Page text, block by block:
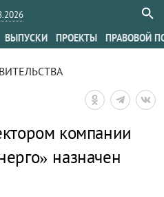
ВЫПУСКИ ПРОЕКТЫ ПРАВОВОЙ
компании
назначен